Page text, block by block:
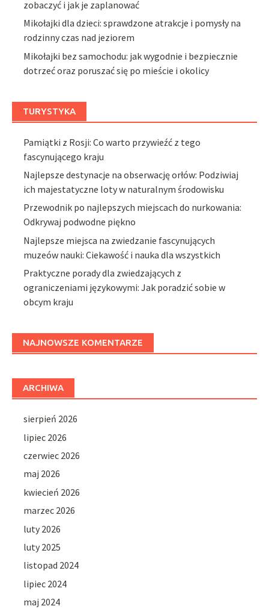
zobaczyć i jak je zaplanować
Mikołajki dla dzieci: sprawdzone atrakcje i pomysły na
rodzinny czas nad jeziorem
Mikołajki bez samochodu: jak wygodnie i bezpiecznie
dotrzeć oraz poruszać się po mieście i okolicy
TURYSTYKA
Pamiątki z Rosji: Co warto przywieźć z tego
fascynującego kraju
Najlepsze destynacje na obserwację orłów: Podziwiaj
ich majestatyczne loty w naturalnym środowisku
Przewodnik po najlepszych miejscach do nurkowania:
Odkrywaj podwodne piękno
Najlepsze miejsca na zwiedzanie fascynujących
muzeów nauki: Ciekawość i nauka dla wszystkich
Praktyczne porady dla zwiedzających z
ograniczeniami językowymi: Jak poradzić sobie w
obcym kraju
NAJNOWSZE KOMENTARZE
ARCHIWA
sierpień 2026
lipiec 2026
czerwiec 2026
maj 2026
kwiecień 2026
marzec 2026
luty 2026
luty 2025
listopad 2024
lipiec 2024
maj 2024